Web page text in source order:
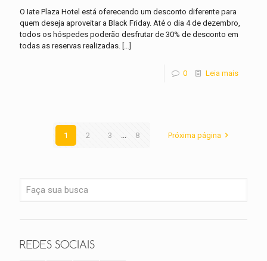
O Iate Plaza Hotel está oferecendo um desconto diferente para
quem deseja aproveitar a Black Friday. Até o dia 4 de dezembro,
todos os hóspedes poderão desfrutar de 30% de desconto em
todas as reservas realizadas. […]
0 Leia mais
1 2 3 8 Próxima página
REDES SOCIAIS